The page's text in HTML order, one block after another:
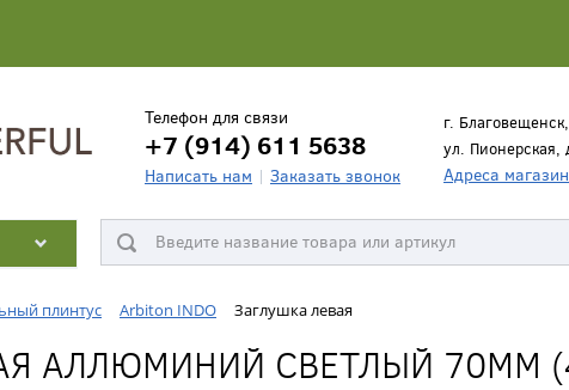
Телефон для связи
+7 (914) 611 5638
Написать нам Заказать звонок
г. Благовещенск,
ул. Пионерская,
Адреса
плинтус Arbiton INDO Заглушка левая
АЛЛЮМИНИЙ СВЕТЛЫЙ 70ММ